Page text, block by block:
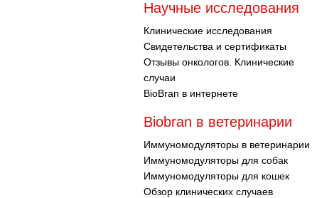
Научные исследования
Клинические исследования
Свидетельства и сертификаты
Отзывы онкологов. Клинические
случаи
BioBran в интернете
Biobran в ветеринарии
Иммуномодуляторы в ветеринарии
Иммуномодуляторы для собак
Иммуномодуляторы для кошек
Обзор клинических случаев